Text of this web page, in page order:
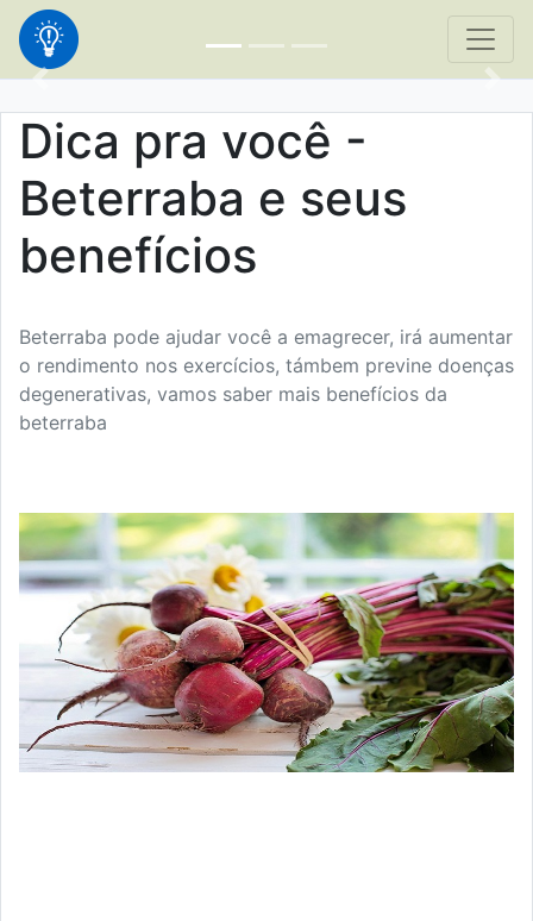
Dica pra você -
Beterraba e seus
benefícios
Beterraba pode ajudar você a emagrecer, irá aumentar
o rendimento nos exercícios, támbem previne doenças
degenerativas, vamos saber mais benefícios da
beterraba